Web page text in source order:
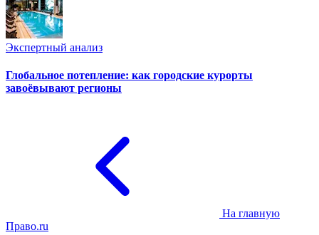
Экспертный анализ
Глобальное потепление: как городские курорты
завоёвывают регионы
На главную
Право.ru